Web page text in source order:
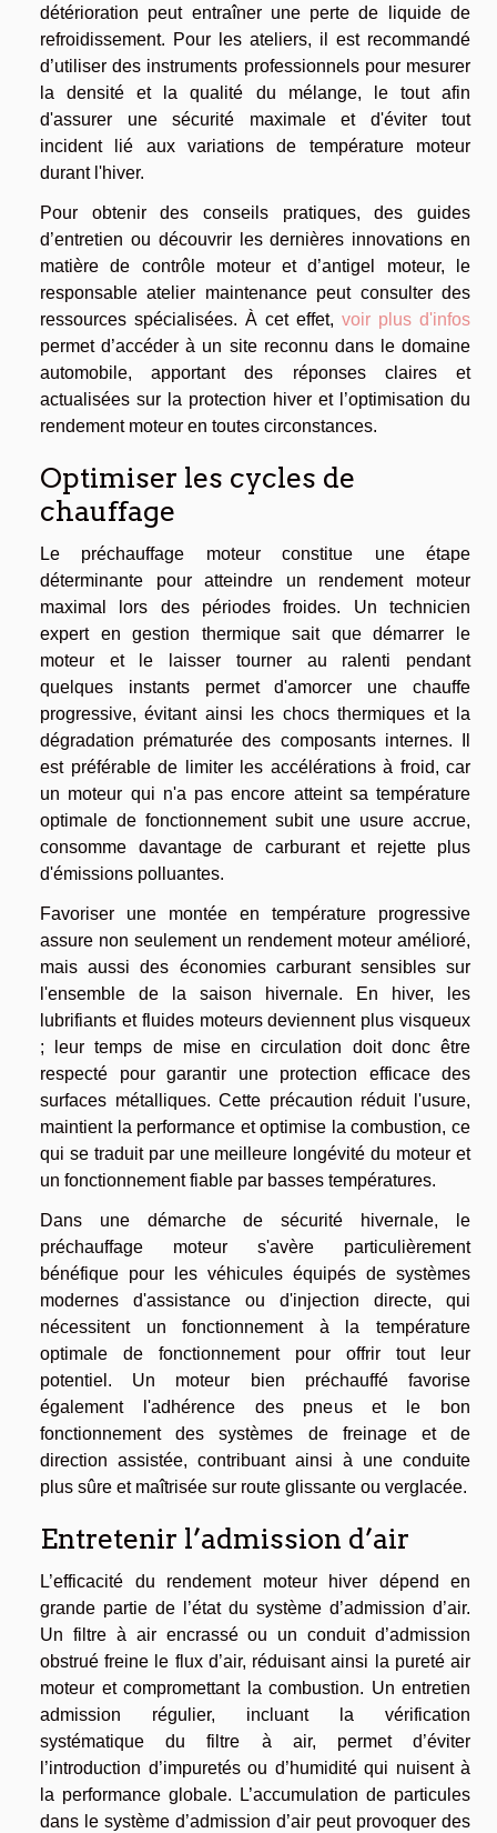
détérioration peut entraîner une perte de liquide de
refroidissement. Pour les ateliers, il est recommandé
d’utiliser des instruments professionnels pour mesurer
la densité et la qualité du mélange, le tout afin
d'assurer une sécurité maximale et d'éviter tout
incident lié aux variations de température moteur
durant l'hiver.
Pour obtenir des conseils pratiques, des guides
d’entretien ou découvrir les dernières innovations en
matière de contrôle moteur et d’antigel moteur, le
responsable atelier maintenance peut consulter des
ressources spécialisées. À cet effet, voir plus d'infos
permet d’accéder à un site reconnu dans le domaine
automobile, apportant des réponses claires et
actualisées sur la protection hiver et l’optimisation du
rendement moteur en toutes circonstances.
Optimiser les cycles de
chauffage
Le préchauffage moteur constitue une étape
déterminante pour atteindre un rendement moteur
maximal lors des périodes froides. Un technicien
expert en gestion thermique sait que démarrer le
moteur et le laisser tourner au ralenti pendant
quelques instants permet d'amorcer une chauffe
progressive, évitant ainsi les chocs thermiques et la
dégradation prématurée des composants internes. Il
est préférable de limiter les accélérations à froid, car
un moteur qui n'a pas encore atteint sa température
optimale de fonctionnement subit une usure accrue,
consomme davantage de carburant et rejette plus
d'émissions polluantes.
Favoriser une montée en température progressive
assure non seulement un rendement moteur amélioré,
mais aussi des économies carburant sensibles sur
l'ensemble de la saison hivernale. En hiver, les
lubrifiants et fluides moteurs deviennent plus visqueux
; leur temps de mise en circulation doit donc être
respecté pour garantir une protection efficace des
surfaces métalliques. Cette précaution réduit l'usure,
maintient la performance et optimise la combustion, ce
qui se traduit par une meilleure longévité du moteur et
un fonctionnement fiable par basses températures.
Dans une démarche de sécurité hivernale, le
préchauffage moteur s'avère particulièrement
bénéfique pour les véhicules équipés de systèmes
modernes d'assistance ou d'injection directe, qui
nécessitent un fonctionnement à la température
optimale de fonctionnement pour offrir tout leur
potentiel. Un moteur bien préchauffé favorise
également l'adhérence des pneus et le bon
fonctionnement des systèmes de freinage et de
direction assistée, contribuant ainsi à une conduite
plus sûre et maîtrisée sur route glissante ou verglacée.
Entretenir l’admission d’air
L’efficacité du rendement moteur hiver dépend en
grande partie de l’état du système d’admission d’air.
Un filtre à air encrassé ou un conduit d’admission
obstrué freine le flux d’air, réduisant ainsi la pureté air
moteur et compromettant la combustion. Un entretien
admission régulier, incluant la vérification
systématique du filtre à air, permet d’éviter
l’introduction d’impuretés ou d’humidité qui nuisent à
la performance globale. L’accumulation de particules
dans le système d’admission d’air peut provoquer des